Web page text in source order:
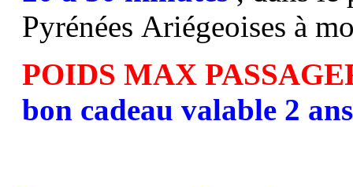
Pyrénées Ariégeoises à
POIDS MAX
bon cadeau valable 2 ans